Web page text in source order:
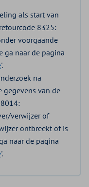
als start van
8325:
voorgaande
ga naar de pagina
'.
na
gegevens van de
verwijzer of
ontbreekt of is
naar de pagina
'.